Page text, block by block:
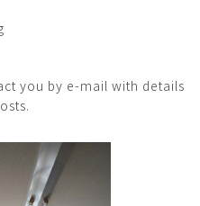
you by e-mail with details